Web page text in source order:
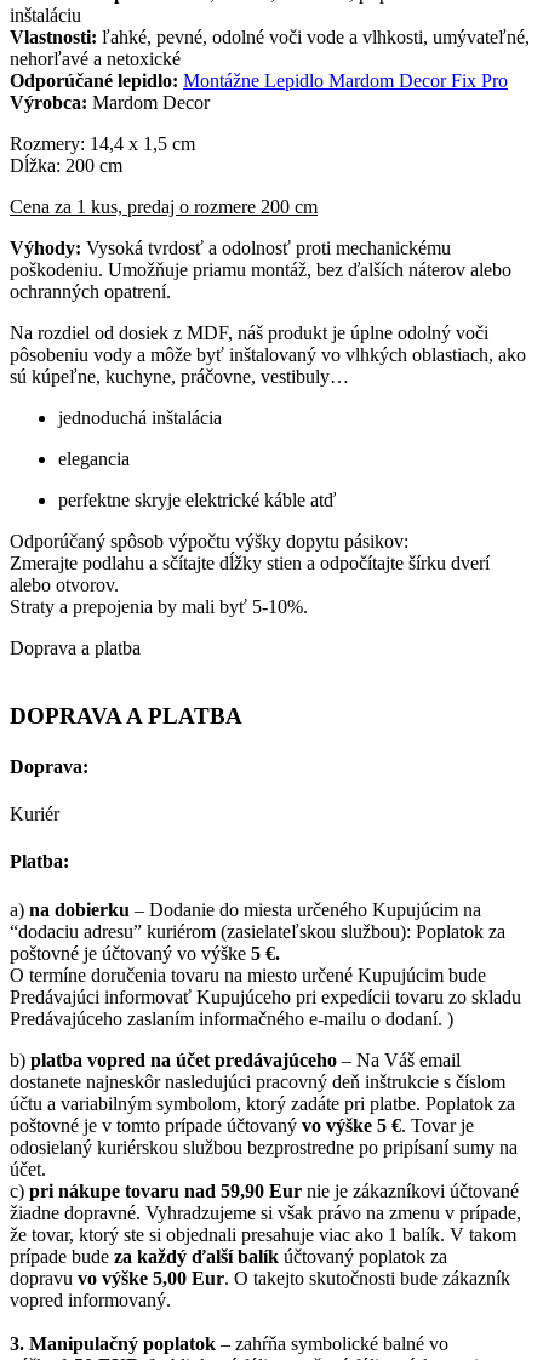
inštaláciu
Vlastnosti: ľahké, pevné, odolné voči vode a vlhkosti, umývateľné,
nehorľavé a netoxické
Odporúčané lepidlo: Montážne Lepidlo Mardom Decor Fix Pro
Výrobca: Mardom Decor
Rozmery: 14,4 x 1,5 cm
Dĺžka: 200 cm
Cena za 1 kus, predaj o rozmere 200 cm
Výhody: Vysoká tvrdosť a odolnosť proti mechanickému
poškodeniu. Umožňuje priamu montáž, bez ďalších náterov alebo
ochranných opatrení.
Na rozdiel od dosiek z MDF, náš produkt je úplne odolný voči
pôsobeniu vody a môže byť inštalovaný vo vlhkých oblastiach, ako
sú kúpeľne, kuchyne, práčovne, vestibuly…
jednoduchá inštalácia
elegancia
perfektne skryje elektrické káble atď
Odporúčaný spôsob výpočtu výšky dopytu pásikov:
Zmerajte podlahu a sčítajte dĺžky stien a odpočítajte šírku dverí
alebo otvorov.
Straty a prepojenia by mali byť 5-10%.
Doprava a platba
DOPRAVA A PLATBA
Doprava:
Kuriér
Platba:
a) na dobierku – Dodanie do miesta určeného Kupujúcim na
“dodaciu adresu” kuriérom (zasielateľskou službou): Poplatok za
poštovné je účtovaný vo výške 5 €.
O termíne doručenia tovaru na miesto určené Kupujúcim bude
Predávajúci informovať Kupujúceho pri expedícii tovaru zo skladu
Predávajúceho zaslaním informačného e-mailu o dodaní. )
b) platba vopred na účet predávajúceho – Na Váš email
dostanete najneskôr nasledujúci pracovný deň inštrukcie s číslom
účtu a variabilným symbolom, ktorý zadáte pri platbe. Poplatok za
poštovné je v tomto prípade účtovaný vo výške 5 €. Tovar je
odosielaný kuriérskou službou bezprostredne po pripísaní sumy na
účet.
c) pri nákupe tovaru nad 59,90 Eur nie je zákazníkovi účtované
žiadne dopravné. Vyhradzujeme si však právo na zmenu v prípade,
že tovar, ktorý ste si objednali presahuje viac ako 1 balík. V takom
prípade bude za každý ďalší balík účtovaný poplatok za
dopravu vo výške 5,00 Eur. O takejto skutočnosti bude zákazník
vopred informovaný.
3. Manipulačný poplatok – zahŕňa symbolické balné vo